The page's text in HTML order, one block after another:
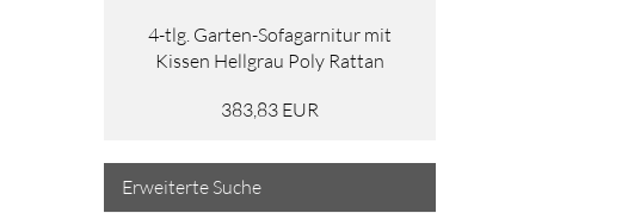
4-tlg. Garten-Sofagarnitur mit
Kissen Hellgrau Poly Rattan
383,83 EUR
Erweiterte Suche